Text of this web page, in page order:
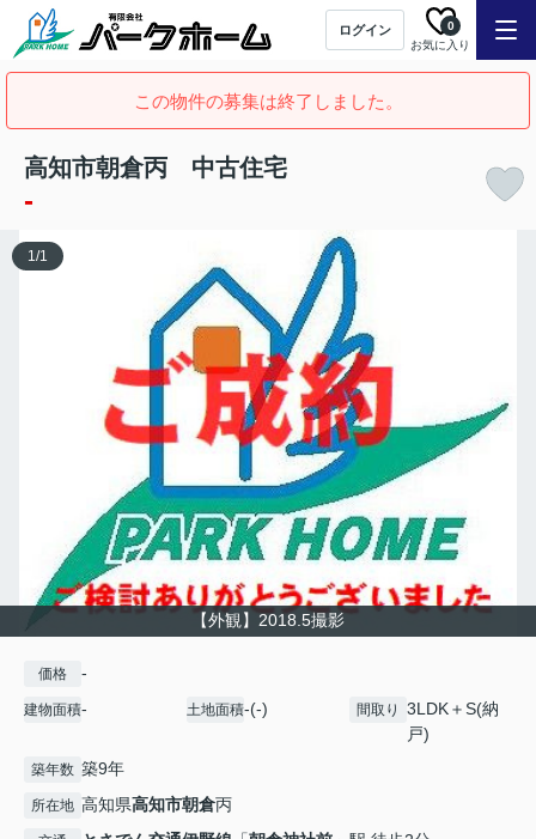
ログイン
お気に入り
0
この物件の募集は終了しました。
高知市朝倉丙 中古住宅
-
【外観】2018.5撮影
1/1
価格 -
建物面積- 土地面積-(-) 間取り
3LDK＋S(納
戸)
築年数 築9年
所在地 高知県高知市朝倉丙